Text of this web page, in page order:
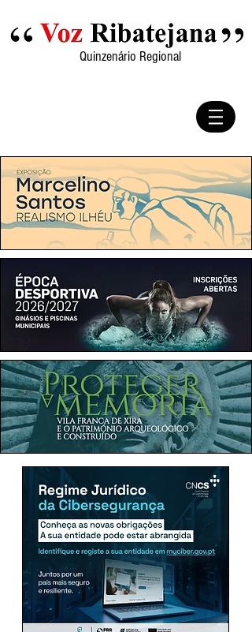
Quinzenário Regional